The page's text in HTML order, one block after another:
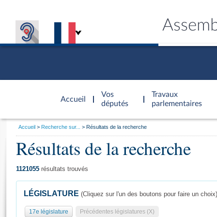
Accueil
d'accueil
Vos
députés
Travaux
parlementaires
Général
Vous
Accueil Recherche sur... Résultats de la recherche
Résultats de la recherche
1121055 résultats trouvés
LÉGISLATURE (Cliquez sur l'un des boutons pour faire un choix)
17e législature Précédentes législatures (X)